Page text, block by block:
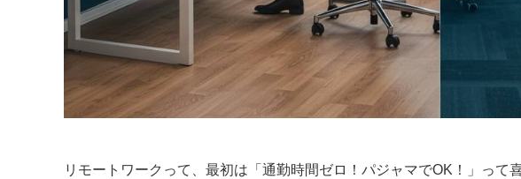
リモートワークって、最初は「通勤時間ゼロ！パジャマでOK！」って